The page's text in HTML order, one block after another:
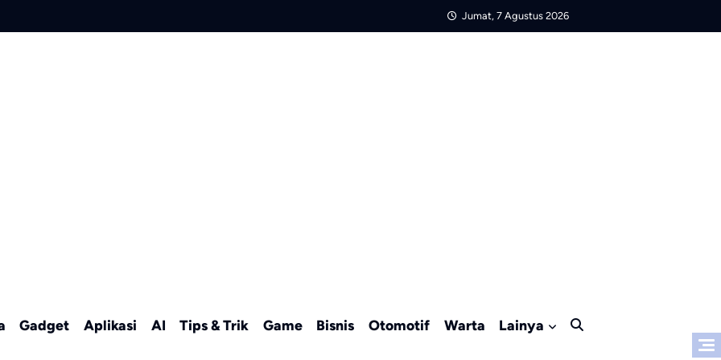
Jumat, 7 Agustus 2026
Gadget Aplikasi AI Tips & Trik Game Bisnis Otomotif Warta Lainya